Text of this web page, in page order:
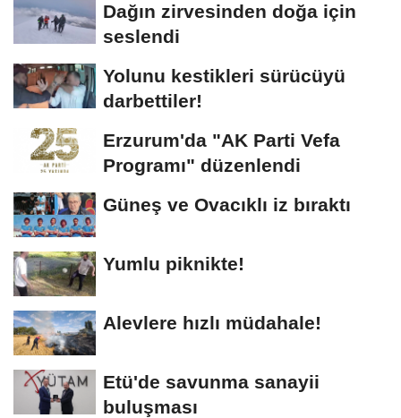
Dağın zirvesinden doğa için
seslendi
Yolunu kestikleri sürücüyü
darbettiler!
Erzurum'da "AK Parti Vefa
Programı" düzenlendi
Güneş ve Ovacıklı iz bıraktı
Yumlu piknikte!
Alevlere hızlı müdahale!
Etü'de savunma sanayii
buluşması